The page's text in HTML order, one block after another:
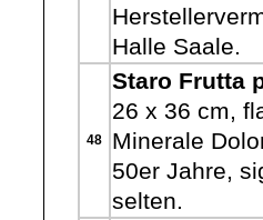
Halle Saale.
48
Staro Frutta
26 x 36 cm,
Minerale
50er Jahre,
selten.